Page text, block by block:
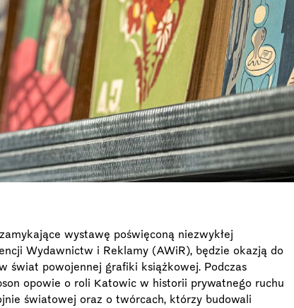
wystawę poświęconą niezwykłej
Wydawnictw i Reklamy (AWiR), będzie okazją do
świat powojennej grafiki książkowej. Podczas
opowie o roli Katowic w historii prywatnego ruchu
światowej oraz o twórcach, którzy budowali